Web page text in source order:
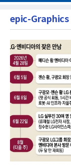
epic-Graphics